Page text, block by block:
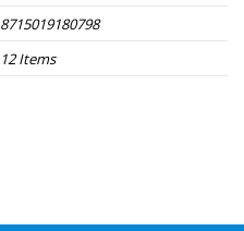
8715019180798
12 Items